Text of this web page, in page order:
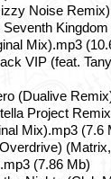
Noisе
Mix).mp3
VIP (feat.
(Dualive
Project
Mix).mp3 (7.6
(7.86 Mb)